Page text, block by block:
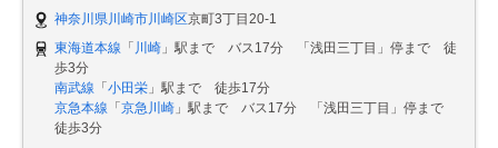
神奈川県川崎市川崎区京町3丁目20-1
東海道本線 「 川崎 」駅まで バス17分 「浅田三丁目」停まで 徒
歩3分
南武線 「 小田栄 」駅まで 徒歩17分
京急本線 「 京急川崎 」駅まで バス17分 「浅田三丁目」停まで
徒歩3分